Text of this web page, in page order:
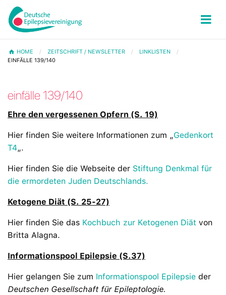
HOME ZEITSCHRIFT / NEWSLETTER
LINKLISTEN
EINFÄLLE 139/140
einfälle 139/140
Ehre den vergessenen Opfern (S. 19)
Hier finden Sie weitere Informationen zum „Gedenkort
T4„.
Hier finden Sie die Webseite der Stiftung Denkmal für
die ermordeten Juden Deutschlands.
Ketogene Diät (S. 25-27)
Hier finden Sie das Kochbuch zur Ketogenen Diät von
Britta Alagna.
Informationspool Epilepsie (S.37)
Hier gelangen Sie zum Informationspool Epilepsie der
Deutschen Gesellschaft für Epileptologie.